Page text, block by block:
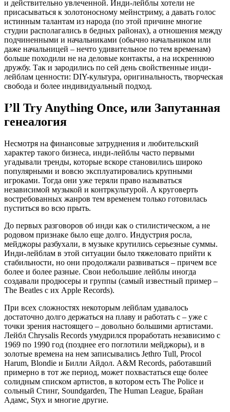
и действительно увлеченной. Инди-лейблы хотели не
присасываться к золотоносному мейнстриму, а давать голос
истинным талантам из народа (по этой причине многие
студии располагались в бедных районах), а отношения между
подчиненными и начальниками (обычно начальником или
даже начальницей – нечто удивительное по тем временам)
больше походили не на деловые контакты, а на искреннюю
дружбу. Так и зародились по сей день свойственные инди-
лейблам ценности: DIY-культура, оригинальность, творческая
свобода и более индивидуальный подход.
I’ll Try Anything Once, или Запутанная
генеалогия
Несмотря на финансовые затруднения и любительский
характер такого бизнеса, инди-лейблы часто первыми
угадывали тренды, которые вскоре становились широко
популярными и вовсю эксплуатировались крупными
игроками. Тогда они уже теряли право называться
независимой музыкой и контркультурой. А круговерть
востребованных жанров тем временем только готовилась
пуститься во всю прыть.
До первых разговоров об инди как о стилистическом, а не
родовом признаке было еще долго. Индустрия росла,
мейджоры разбухали, в музыке крутились серьезные суммы.
Инди-лейблам в этой ситуации было тяжеловато прийти к
стабильности, но они продолжали развиваться – причем все
более и более разные. Свои небольшие лейблы иногда
создавали продюсеры и группы (самый известный пример –
The Beatles с их Apple Records).
При всех сложностях некоторым лейблам удавалось
достаточно долго держаться на плаву и работать с – уже с
точки зрения настоящего – довольно большими артистами.
Лейбл Chrysalis Records умудрился проработать независимо с
1969 по 1990 год (позднее его поглотили мейджоры), и в
золотые времена на нем записывались Jethro Tull, Procol
Harum, Blondie и Билли Айдол. A&M Records, работавший
примерно в тот же период, может похвастаться еще более
солидным списком артистов, в котором есть The Police и
сольный Стинг, Soundgarden, The Human League, Брайан
Адамс, Styx и многие другие.